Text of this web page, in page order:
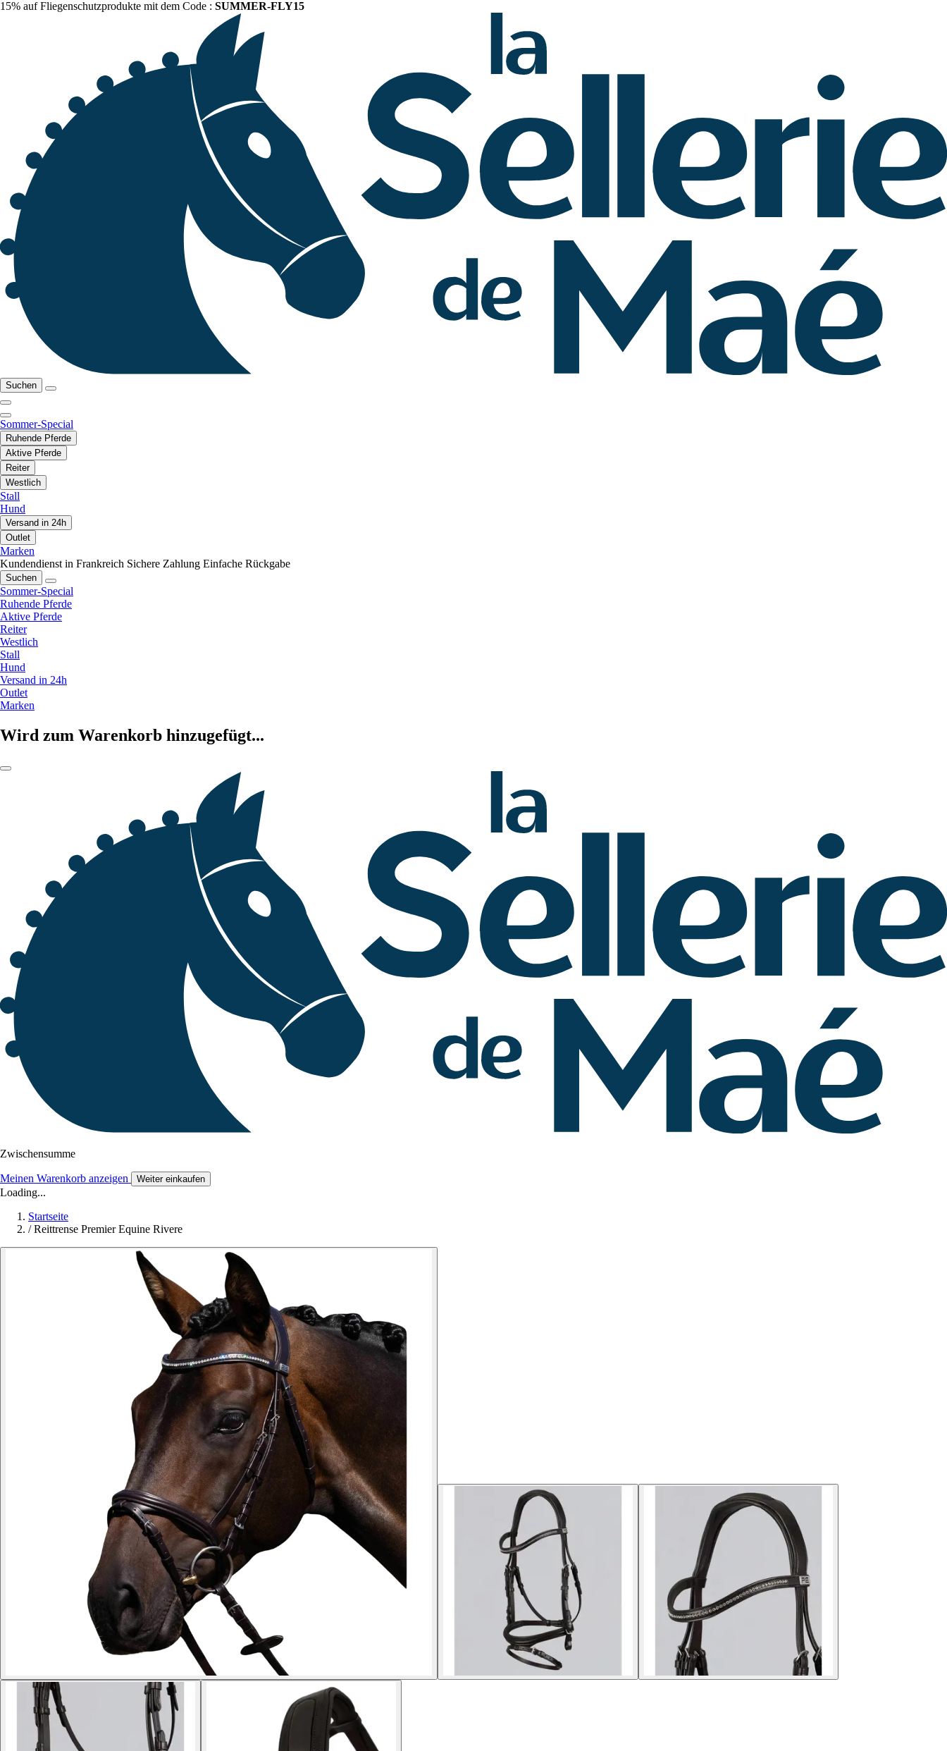
15% auf Fliegenschutzprodukte mit dem Code : SUMMER-FLY15
Suchen
Sommer-Special
Ruhende Pferde
Aktive Pferde
Reiter
Westlich
Stall
Hund
Versand in 24h
Outlet
Marken
Kundendienst in Frankreich Sichere Zahlung Einfache Rückgabe
Suchen
Sommer-Special
Ruhende Pferde
Aktive Pferde
Reiter
Westlich
Stall
Hund
Versand in 24h
Outlet
Marken
Wird zum Warenkorb hinzugefügt...
Zwischensumme
Meinen Warenkorb anzeigen Weiter einkaufen
Loading...
Startseite
/ Reittrense Premier Equine Rivere